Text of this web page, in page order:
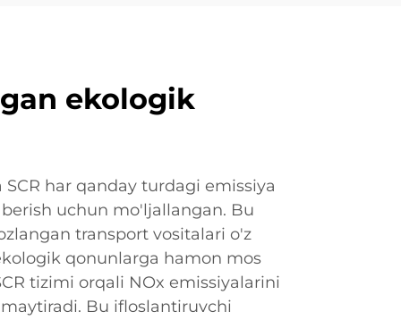
ekologik
har qanday turdagi emissiya
uchun mo'ljallangan. Bu
transport vositalari o'z
qonunlarga hamon mos
tizimi orqali NOx emissiyalarini
Bu ifloslantiruvchi